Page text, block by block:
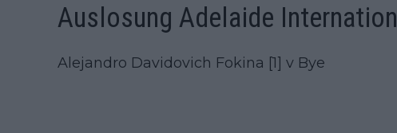
Auslosung Adelaide
Alejandro Davidovich Fokina [1] v Bye